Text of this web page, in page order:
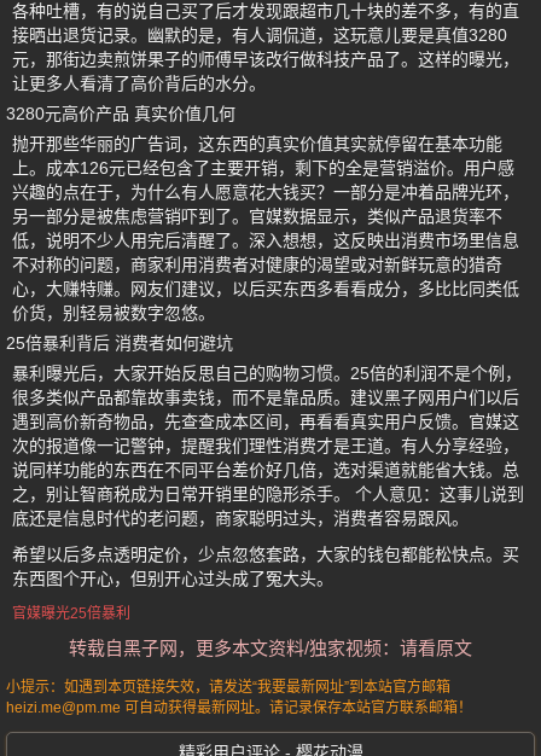
各种吐槽，有的说自己买了后才发现跟超市几十块的差不多，有的直
接晒出退货记录。幽默的是，有人调侃道，这玩意儿要是真值3280
元，那街边卖煎饼果子的师傅早该改行做科技产品了。这样的曝光，
让更多人看清了高价背后的水分。
3280元高价产品 真实价值几何
抛开那些华丽的广告词，这东西的真实价值其实就停留在基本功能
上。成本126元已经包含了主要开销，剩下的全是营销溢价。用户感
兴趣的点在于，为什么有人愿意花大钱买？一部分是冲着品牌光环，
另一部分是被焦虑营销吓到了。官媒数据显示，类似产品退货率不
低，说明不少人用完后清醒了。深入想想，这反映出消费市场里信息
不对称的问题，商家利用消费者对健康的渴望或对新鲜玩意的猎奇
心，大赚特赚。网友们建议，以后买东西多看看成分，多比比同类低
价货，别轻易被数字忽悠。
25倍暴利背后 消费者如何避坑
暴利曝光后，大家开始反思自己的购物习惯。25倍的利润不是个例，
很多类似产品都靠故事卖钱，而不是靠品质。建议黑子网用户们以后
遇到高价新奇物品，先查查成本区间，再看看真实用户反馈。官媒这
次的报道像一记警钟，提醒我们理性消费才是王道。有人分享经验，
说同样功能的东西在不同平台差价好几倍，选对渠道就能省大钱。总
之，别让智商税成为日常开销里的隐形杀手。 个人意见：这事儿说到
底还是信息时代的老问题，商家聪明过头，消费者容易跟风。
希望以后多点透明定价，少点忽悠套路，大家的钱包都能松快点。买
东西图个开心，但别开心过头成了冤大头。
官媒曝光25倍暴利
转载自黑子网，更多本文资料/独家视频：请看原文
小提示：如遇到本页链接失效，请发送“我要最新网址”到本站官方邮箱
heizi.me@pm.me 可自动获得最新网址。请记录保存本站官方联系邮箱！